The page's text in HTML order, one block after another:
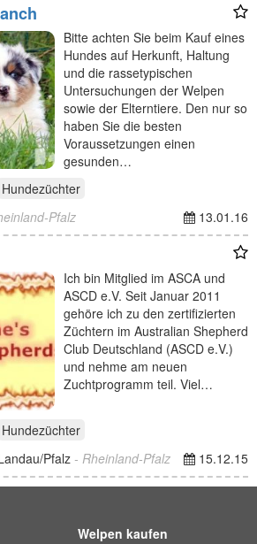
Bitte achten Sie beim Kauf eines
Hundes auf Herkunft, Haltung
und die rassetypischen
Untersuchungen der Welpen
sowie der Elterntiere. Den nur so
haben Sie die besten
Voraussetzungen einen
gesunden…
Hundezüchter
Pfalz 13.01.16
Ich bin Mitglied im ASCA und
ASCD e.V. Seit Januar 2011
gehöre ich zu den zertifizierten
Züchtern im Australian Shepherd
Club Deutschland (ASCD e.V.)
und nehme am neuen
Zuchtprogramm teil. Viel…
Hundezüchter
Pfalz - Rheinland-Pfalz 15.12.15
Welpen kaufen